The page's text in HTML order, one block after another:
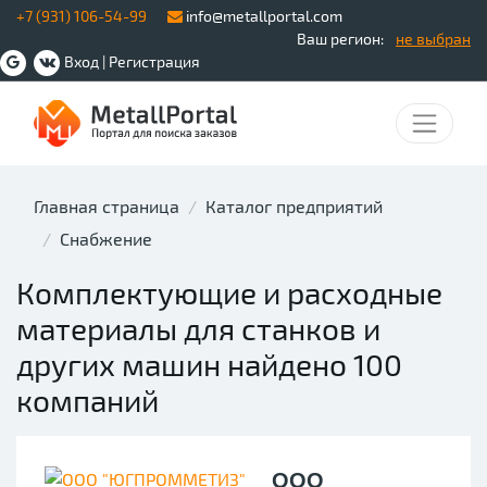
+7 (931) 106-54-99
info@metallportal.com
Ваш регион:
не выбран
Вход | Регистрация
Главная страница
Каталог предприятий
Снабжение
Комплектующие и расходные
материалы для станков и
других машин найдено 100
компаний
ООО